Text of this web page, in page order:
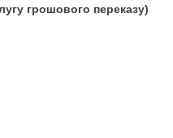
грошового переказу)